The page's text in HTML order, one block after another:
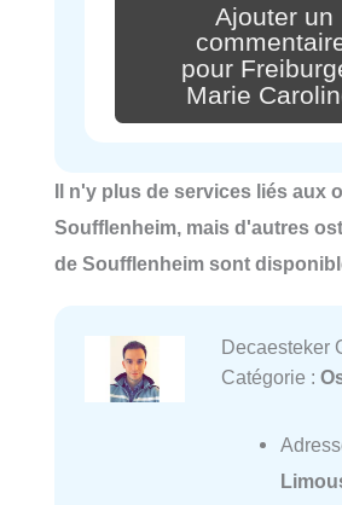
Ajouter un
pour
Marie
Il n'y plus de services liés aux
Soufflenheim, mais d'autres
de Soufflenheim sont
Decaesteker
Catégorie :